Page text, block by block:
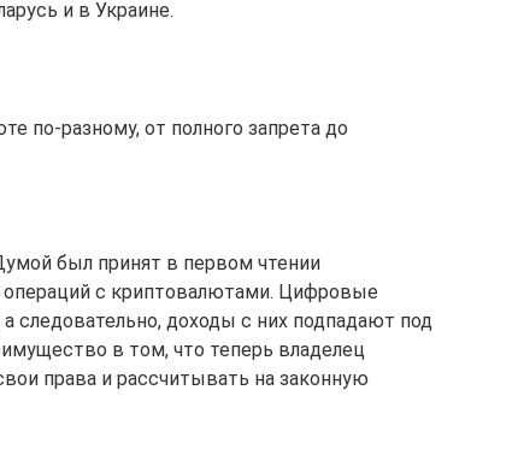
и в Украине.
по-разному, от полного запрета до
был принят в первом чтении
операций с криптовалютами. Цифровые
следовательно, доходы с них подпадают под
в том, что теперь владелец
права и рассчитывать на законную